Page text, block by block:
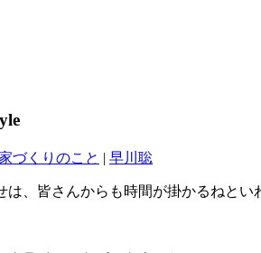
づくりのこと | 早川聡
は、皆さんからも時間が掛かるねとい